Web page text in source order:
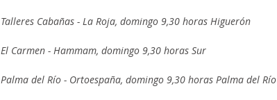
Talleres Cabañas - La Roja, domingo 9,30 horas Higuerón
El Carmen - Hammam, domingo 9,30 horas Sur
Palma del Río - Ortoespaña, domingo 9,30 horas Palma del Río